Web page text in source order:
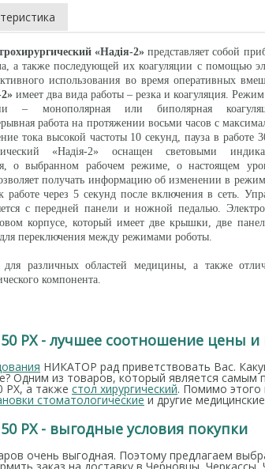
«Надія-2»представляет собой
а также последующей их коагуляции с помощью
использования во время оперативных
имеет два вида работы – резка и коагуляция.
– монополярная или биполярная
работа на протяжении восьми часов с
тока высокой частоты 10 секунд, пауза в работе
«Надія-2» оснащен световыми
о выбранном рабочем режиме, о настоящем
получать информацию об изменении в
работе через 5 секунд после включения в сеть.
с передней панели и ножной педалью.
корпусе, который имеет две крышки, две
переключения между режимами роботы.
различных областей медицины, а также
компонента.
PХ - лучшее соотношение цены и
НИКАТОР рад приветствовать Вас.
Одним из товаров, который является самым
PХ, а также стол хирургический. Помимо этого
стоматологическиеи другие
PХ - выгодные условия покупки
очень выгодная. Поэтому предлагаем